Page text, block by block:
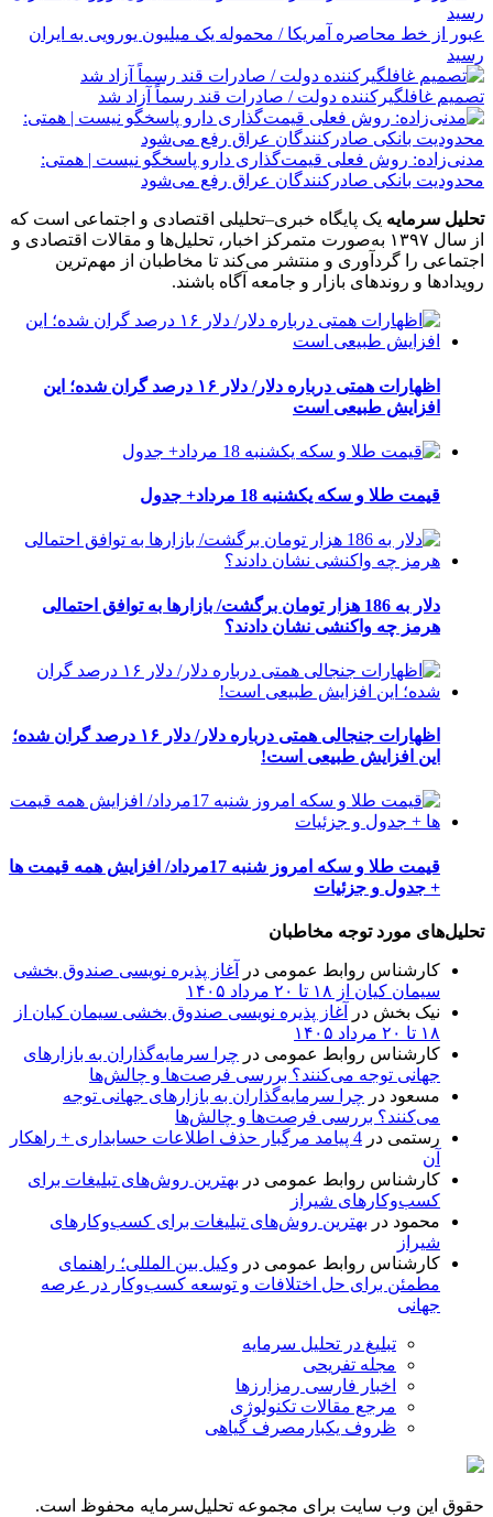
عبور از خط محاصره آمریکا / محموله یک میلیون یورویی به ایران
رسید
تصمیم غافلگیرکننده دولت / صادرات قند رسماً آزاد شد
مدنی‌زاده: روش فعلی قیمت‌گذاری دارو پاسخگو نیست | همتی:
محدودیت بانکی صادرکنندگان عراق رفع می‌شود
تحلیل سرمایه یک پایگاه خبری–تحلیلی اقتصادی و اجتماعی است که
از سال ۱۳۹۷ به‌صورت متمرکز اخبار، تحلیل‌ها و مقالات اقتصادی و
اجتماعی را گردآوری و منتشر می‌کند تا مخاطبان از مهم‌ترین
رویدادها و روندهای بازار و جامعه آگاه باشند.
اظهارات همتی درباره دلار/ دلار ۱۶ درصد گران شده؛ این
افزایش طبیعی است
قیمت طلا و سکه یکشنبه 18 مرداد+ جدول
دلار به 186 هزار تومان برگشت/ بازارها به توافق احتمالی
هرمز چه واکنشی نشان دادند؟
اظهارات جنجالی همتی درباره دلار/ دلار ۱۶ درصد گران شده؛
این افزایش طبیعی است!
قیمت طلا و سکه امروز شنبه 17مرداد/ افزایش همه قیمت ها
+ جدول و جزئیات
تحلیل‌های مورد توجه مخاطبان
کارشناس روابط عمومی در
آغاز پذیره نویسی صندوق بخشی
سیمان کیان از ۱۸ تا ۲۰ مرداد ۱۴۰۵
نیک بخش در
آغاز پذیره نویسی صندوق بخشی سیمان کیان از
۱۸ تا ۲۰ مرداد ۱۴۰۵
کارشناس روابط عمومی در چرا سرمایه‌گذاران به بازارهای
جهانی توجه می‌کنند؟ بررسی فرصت‌ها و چالش‌ها
مسعود در چرا سرمایه‌گذاران به بازارهای جهانی توجه
می‌کنند؟ بررسی فرصت‌ها و چالش‌ها
رستمی در
4 پیامد مرگبار حذف اطلاعات حسابداری + راهکار
آن
کارشناس روابط عمومی در بهترین روش‌های تبلیغات برای
کسب‌وکارهای شیراز
محمود در بهترین روش‌های تبلیغات برای کسب‌وکارهای
شیراز
کارشناس روابط عمومی در وکیل بین المللی؛ راهنمای
مطمئن برای حل اختلافات و توسعه کسب‌وکار در عرصه
جهانی
تبلیغ در تحلیل سرمایه
مجله تفریحی
اخبار فارسی رمزارزها
مرجع مقالات تکنولوژی
ظروف یکبارمصرف گیاهی
حقوق این وب سایت برای مجموعه تحلیل‌سرمایه محفوظ است.